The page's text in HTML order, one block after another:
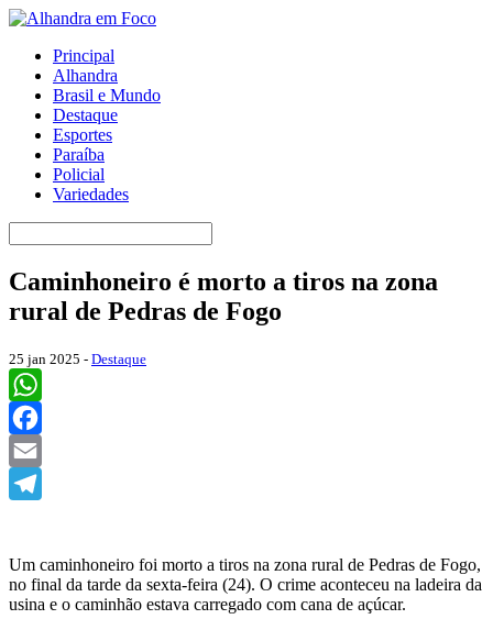
Principal
Alhandra
Brasil e Mundo
Destaque
Esportes
Paraíba
Policial
Variedades
Caminhoneiro é morto a tiros na zona
rural de Pedras de Fogo
25 jan 2025 - Destaque
WhatsApp
Facebook
Email
Um caminhoneiro foi morto a tiros na zona rural de Pedras de Fogo,
no final da tarde da sexta-feira (24). O crime aconteceu na ladeira da
usina e o caminhão estava carregado com cana de açúcar.